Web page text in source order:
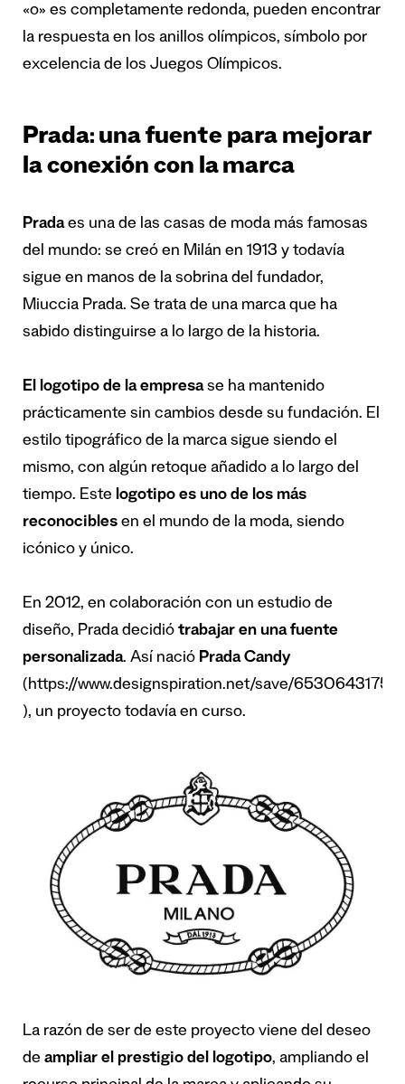
«o» es completamente redonda, pueden encontrar
la respuesta en los anillos olímpicos, símbolo por
excelencia de los Juegos Olímpicos.
Prada: una fuente para mejorar
la conexión con la marca
Pradaes una de las casas de moda más famosas
del mundo: se creó en Milán en 1913 y todavía
sigue en manos de la sobrina del fundador,
Miuccia Prada. Se trata de una marca que ha
sabido distinguirse a lo largo de la historia.
El logotipo de la empresase ha mantenido
prácticamente sin cambios desde su fundación. El
estilo tipográfico de la marca sigue siendo el
mismo, con algún retoque añadido a lo largo del
tiempo. Este logotipo es uno de los más
reconocibles en el mundo de la moda, siendo
icónico y único.
En 2012, en colaboración con un estudio de
diseño, Prada decidió trabajar en una fuente
personalizada. Así nació Prada Candy
(https://www.designspiration.net/save/
), un proyecto todavía en curso.
La razón de ser de este proyecto viene del deseo
de ampliar el prestigio del logotipo, ampliando el